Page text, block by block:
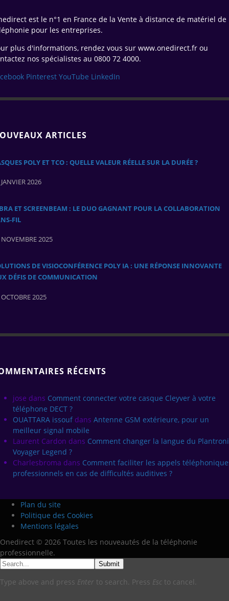
est le n°1 en France de la Vente à distance de matériel de
pour les entreprises.
plus d'informations, rendez vous sur www.onedirect.fr ou
nos spécialistes au 0800 72 4000.
Pinterest YouTube LinkedIn
ARTICLES
POLY ET TCO : QUELLE VALEUR RÉELLE SUR LA DURÉE ?
2026
ET SCREENBEAM : LE DUO GAGNANT POUR LA COLLABORATION
2025
DE VISIOCONFÉRENCE POLY IA : UNE RÉPONSE INNOVANTE
DÉFIS DE COMMUNICATION
2025
RÉCENTS
jose dans Comment connecter votre casque Cleyver à votre
téléphone DECT ?
OUATTARA issouf dans Antenne GSM extérieure, pour un
meilleur signal mobile
Laurent Cardon dans Comment changer la langue du
Voyager Legend ?
Charlesbroma dans Comment faciliter les appels
professionnels en cas de difficultés auditives ?
Plan du site
Politique des Cookies
Mentions légales
Onedirect © 2026 Toutes les nouveautés de la téléphonie
professionnelle.
Submit
Type above and press Enter to search. Press Esc to cancel.